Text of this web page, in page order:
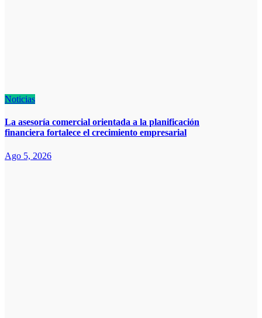
Noticias
La asesoría comercial orientada a la planificación
financiera fortalece el crecimiento empresarial
Ago 5, 2026